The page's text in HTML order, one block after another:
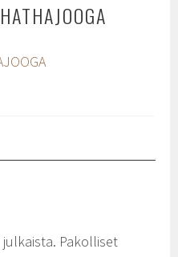
Pakolliset